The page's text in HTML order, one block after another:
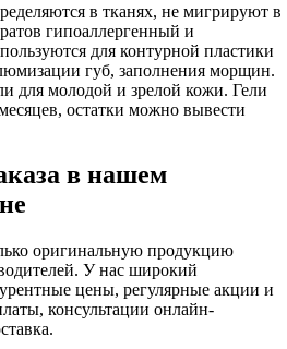
в тканях, не мигрируют в
гипоаллергенный и
для контурной пластики
губ, заполнения морщин.
для молодой и зрелой кожи. Гели
остатки можно вывести
в нашем
оригинальную продукцию
У нас широкий
цены, регулярные акции и
консультации онлайн-